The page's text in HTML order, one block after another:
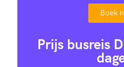
Boek
Prijs busreis